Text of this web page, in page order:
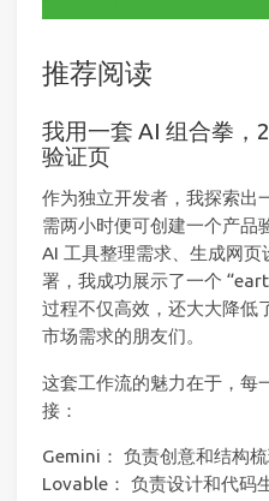
推荐阅读
我用一套 AI 组合拳，
验证页
作为独立开发者，我探索出
需两小时便可创建一个产品
AI 工具整理需求、生成网
署，我成功展示了一个
过程不仅高效，还大大降低
市场需求的朋友们。
这套工作流的魅力在于，每
接：
Gemini： 负责创意和结构梳
Lovable： 负责设计和代码